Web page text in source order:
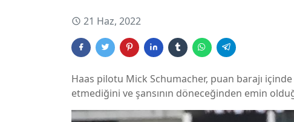
21 Haz, 2022
Haas pilotu Mick Schumacher, puan barajı içinde
etmediğini ve şansının döneceğinden emin